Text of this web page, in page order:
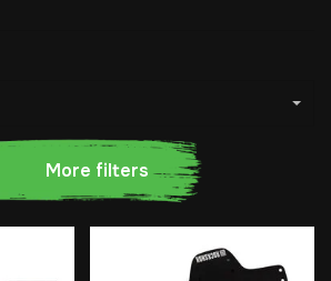
More filters